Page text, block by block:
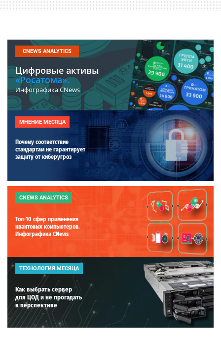
CNEWS ANALYTICS
Цифровые активы
«Росатома».
Инфографика CNews
МНЕНИЕ МЕСЯЦА
Почему соответствие
стандартам не гарантирует
защиту от киберугроз
CNEWS ANALYTICS
Топ-10 сфер применения
квантовых компьютеров.
Инфографика CNews
ТЕХНОЛОГИЯ МЕСЯЦА
Как выбрать сервер
для ЦОД и не прогадать
в перспективе